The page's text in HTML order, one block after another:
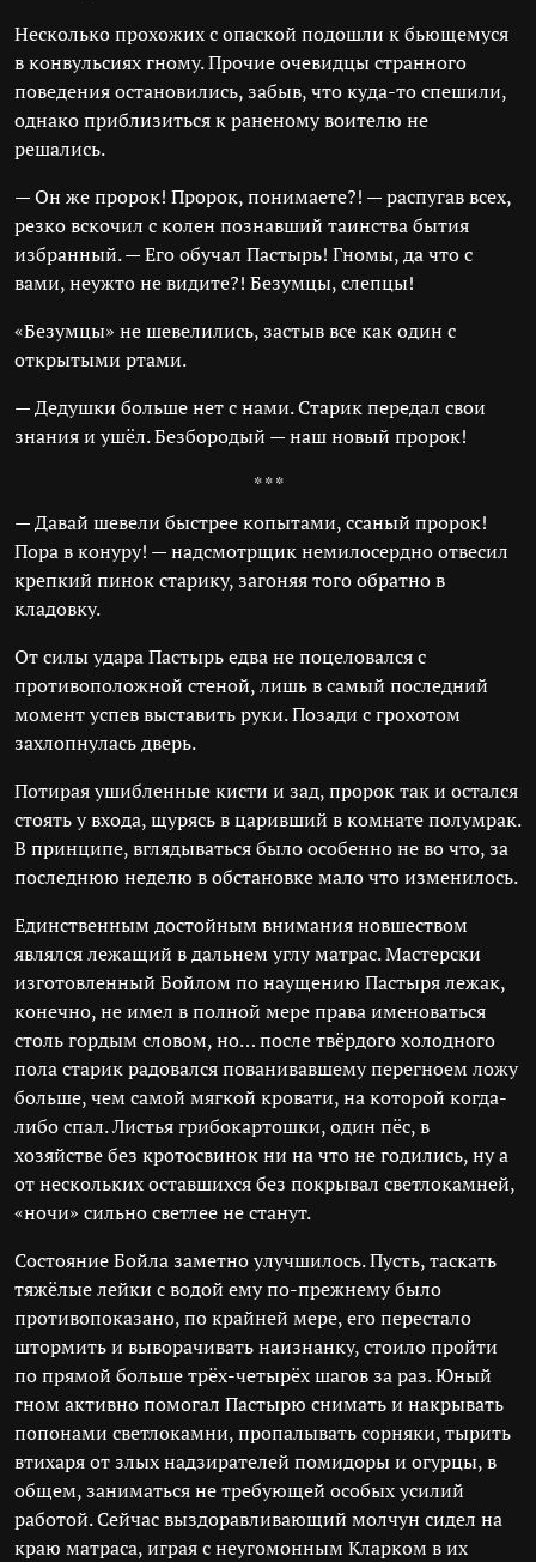
Несколько прохожих с опаской подошли к бьющемуся
в конвульсиях гному. Прочие очевидцы странного
поведения остановились, забыв, что куда-то спешили,
однако приблизиться к раненому воителю не
решались.
— Он же пророк! Пророк, понимаете?! — распугав всех,
резко вскочил с колен познавший таинства бытия
избранный. — Его обучал Пастырь! Гномы, да что с
вами, неужто не видите?! Безумцы, слепцы!
«Безумцы» не шевелились, застыв все как один с
открытыми ртами.
— Дедушки больше нет с нами. Старик передал свои
знания и ушёл. Безбородый — наш новый пророк!
* * *
— Давай шевели быстрее копытами, ссаный пророк!
Пора в конуру! — надсмотрщик немилосердно отвесил
крепкий пинок старику, загоняя того обратно в
кладовку.
От силы удара Пастырь едва не поцеловался с
противоположной стеной, лишь в самый последний
момент успев выставить руки. Позади с грохотом
захлопнулась дверь.
Потирая ушибленные кисти и зад, пророк так и остался
стоять у входа, щурясь в царивший в комнате полумрак.
В принципе, вглядываться было особенно не во что, за
последнюю неделю в обстановке мало что изменилось.
Единственным достойным внимания новшеством
являлся лежащий в дальнем углу матрас. Мастерски
изготовленный Бойлом по наущению Пастыря лежак,
конечно, не имел в полной мере права именоваться
столь гордым словом, но… после твёрдого холодного
пола старик радовался пованивавшему перегноем ложу
больше, чем самой мягкой кровати, на которой когда-
либо спал. Листья грибокартошки, один пёс, в
хозяйстве без кротосвинок ни на что не годились, ну а
от нескольких оставшихся без покрывал светлокамней,
«ночи» сильно светлее не станут.
Состояние Бойла заметно улучшилось. Пусть, таскать
тяжёлые лейки с водой ему по-прежнему было
противопоказано, по крайней мере, его перестало
штормить и выворачивать наизнанку, стоило пройти
по прямой больше трёх-четырёх шагов за раз. Юный
гном активно помогал Пастырю снимать и накрывать
попонами светлокамни, пропалывать сорняки, тырить
втихаря от злых надзирателей помидоры и огурцы, в
общем, заниматься не требующей особых усилий
работой. Сейчас выздоравливающий молчун сидел на
краю матраса, играя с неугомонным Кларком в их